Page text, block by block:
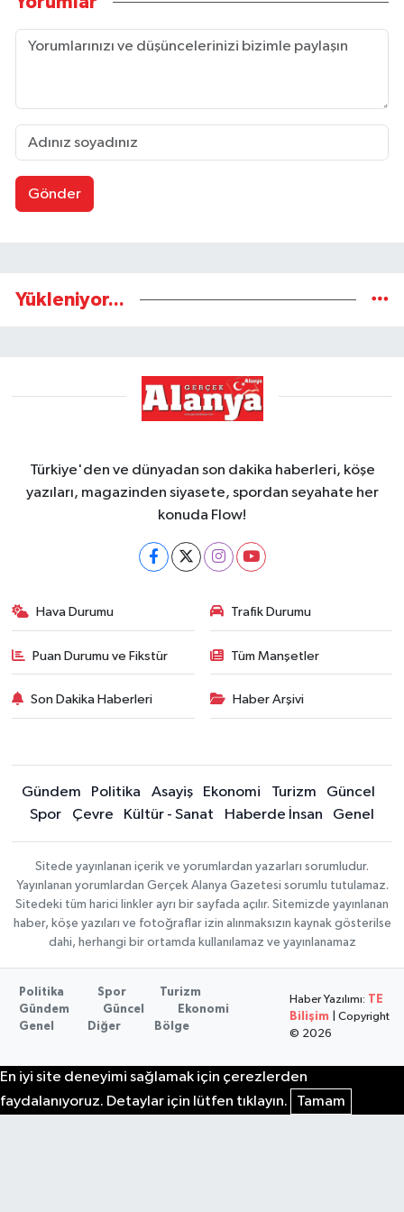
Gönder
Yükleniyor...
Türkiye'den ve dünyadan son dakika haberleri, köşe
yazıları, magazinden siyasete, spordan seyahate her
konuda Flow!
Hava Durumu Trafik Durumu
Puan Durumu ve Fikstür Tüm Manşetler
Son Dakika Haberleri Haber Arşivi
Gündem Politika Asayiş Ekonomi Turizm
Güncel
Spor
Çevre Kültür - Sanat Haberde İnsan Genel
Sitede yayınlanan içerik ve yorumlardan yazarları sorumludur.
Yayınlanan yorumlardan Gerçek Alanya Gazetesi sorumlu tutulamaz.
Sitedeki tüm harici linkler ayrı bir sayfada açılır. Sitemizde yayınlanan
haber, köşe yazıları ve fotoğraflar izin alınmaksızın kaynak gösterilse
dahi, herhangi bir ortamda kullanılamaz ve yayınlanamaz
Politika Spor
Turizm
Gündem
Güncel
Ekonomi
Genel
Diğer Bölge
Haber Yazılımı: TE
Bilişim | Copyright
© 2026
En iyi site deneyimi sağlamak için çerezlerden
faydalanıyoruz. Detaylar için lütfen tıklayın.
Tamam